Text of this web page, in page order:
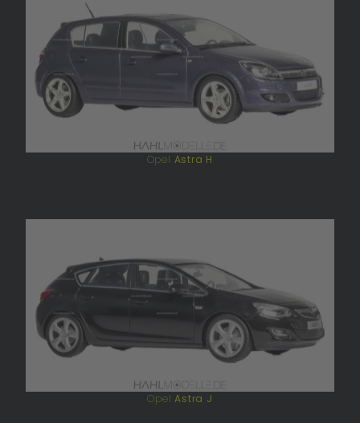
Opel Astra H
Opel Astra J